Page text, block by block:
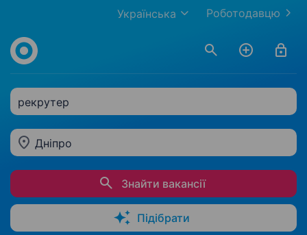
Роботодавцю
Українська
рекрутер
Дніпро
Знайти вакансії
Підібрати